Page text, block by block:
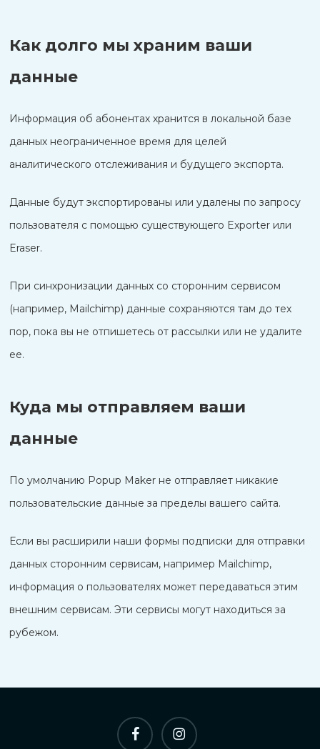
Как долго мы храним ваши
данные
Информация об абонентах хранится в локальной базе
данных неограниченное время для целей
аналитического отслеживания и будущего экспорта.
Данные будут экспортированы или удалены по запросу
пользователя с помощью существующего Exporter или
Eraser.
При синхронизации данных со сторонним сервисом
(например, Mailchimp) данные сохраняются там до тех
пор, пока вы не отпишетесь от рассылки или не удалите
ее.
Куда мы отправляем ваши
данные
По умолчанию Popup Maker не отправляет никакие
пользовательские данные за пределы вашего сайта.
Если вы расширили наши формы подписки для отправки
данных сторонним сервисам, например Mailchimp,
информация о пользователях может передаваться этим
внешним сервисам. Эти сервисы могут находиться за
рубежом.
фейсбук инстаграм
हिन्दी
日本語
Polski
한국어